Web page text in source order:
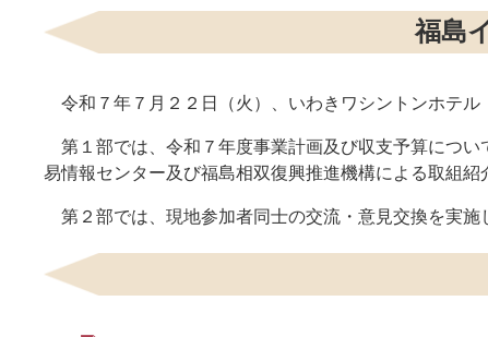
福島
令和７年７月２２日（火）、いわきワシントンホテル
第１部では、令和７年度事業計画及び収支予算につい
易情報センター及び福島相双復興推進機構による取組紹
第２部では、現地参加者同士の交流・意見交換を実施